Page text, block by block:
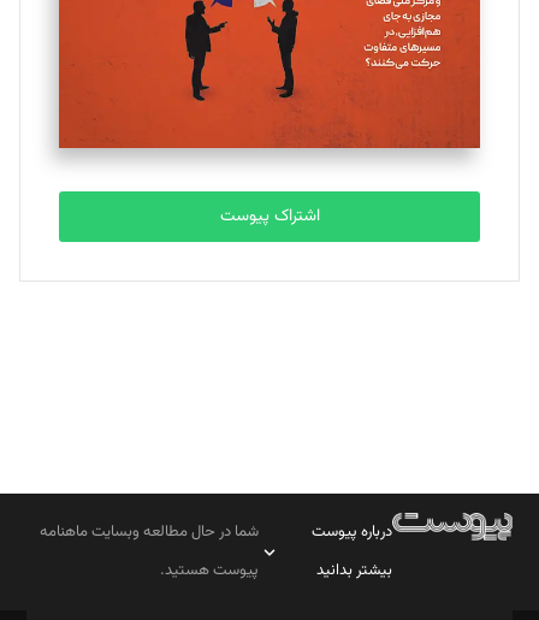
ملینا جعفری
تحریریه
مصطفی مسجدی آرانی
تحریریه
بابک نقاش
تحریریه
اشتراک پیوست
درباره پیوست
بیشتر بدانید
شما در حال مطالعه وبسایت ماهنامه
پیوست هستید.